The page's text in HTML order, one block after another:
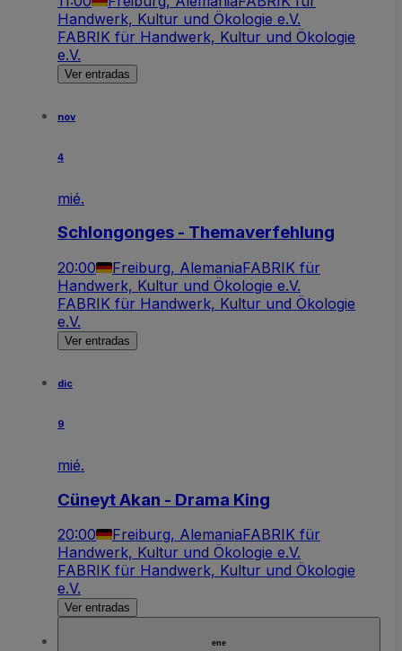
Handwerk, Kultur und Ökologie e.V.
FABRIK für Handwerk, Kultur und Ökologie
e.V.
Ver entradas
nov
4
mié.
Schlongonges - Themaverfehlung
20:00 Freiburg, AlemaniaFABRIK für
Handwerk, Kultur und Ökologie e.V.
FABRIK für Handwerk, Kultur und Ökologie
e.V.
Ver entradas
dic
9
mié.
Cüneyt Akan - Drama King
20:00 Freiburg, AlemaniaFABRIK für
Handwerk, Kultur und Ökologie e.V.
FABRIK für Handwerk, Kultur und Ökologie
e.V.
Ver entradas
ene